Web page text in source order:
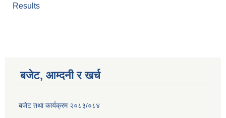
Results
बजेट, आम्दनी र खर्च
बजेट तथा कार्यक्रम २०८३/०८४